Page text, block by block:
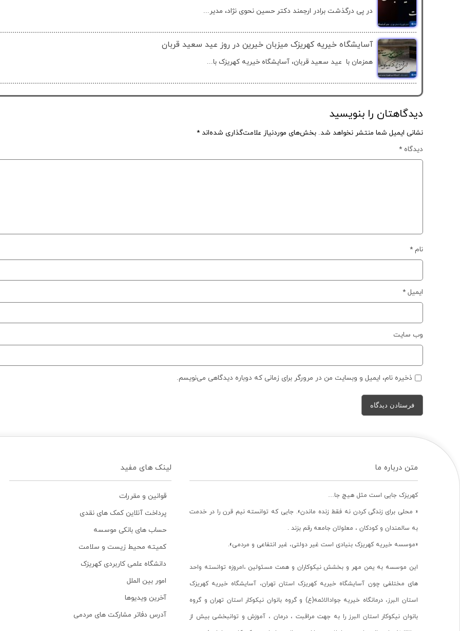
در پی درگذشت برادر ارجمند دکتر حسین نحوی نژاد، مدیر...
آسایشگاه خیریه کهریزک میزبان خیرین در روز عید سعید قربان
همزمان با عید سعید قربان، آسایشگاه خیریه کهریزک با...
دیدگاهتان را بنویسید
نشانی ایمیل شما منتشر نخواهد شد. بخش‌های موردنیاز علامت‌گذاری شده‌اند *
دیدگاه *
نام *
ایمیل *
وب‌ سایت
ذخیره نام، ایمیل و وبسایت من در مرورگر برای زمانی که دوباره دیدگاهی می‌نویسم.
متن درباره ما
کهریزک جایی است مثل هیچ جا…
« محلی برای زندگی کردن نه فقط زنده ماندن». جایی که توانسته نیم قرن را در خدمت
به سالمندان و کودکان ، معلولان جامعه رقم بزند .
«موسسه خیریه کهریزک بنیادی است غیر دولتی، غیر انتفاعی و مردمی».
این موسسه به یمن مهر و بخشش نیکوکاران و همت مسئولین ،امروزه توانسته واحد
های مختلفی چون آسایشگاه خیریه کهریزک استان تهران، آسایشگاه خیریه کهریزک
استان البرز، درمانگاه خیریه جوادالائمه(ع) و گروه بانوان نیکوکار استان تهران و گروه
بانوان نیکوکار استان البرز را به جهت مراقبت ، درمان ، آموزش و توانبخشی بیش از
لینک های مفید
قوانین و مقررات
پرداخت آنلاین کمک های نقدی
حساب های بانکی موسسه
کمیته محیط زیست و سلامت
دانشگاه علمی کاربردی کهریزک
امور بین الملل
آخرین ویدیوها
آدرس دفاتر مشارکت های مردمی